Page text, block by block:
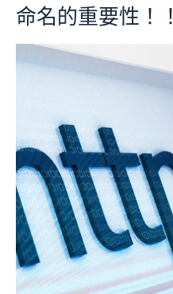
命名的重要性！！